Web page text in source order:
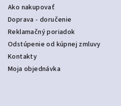
Ako nakupovať
Doprava - doručenie
Reklamačný poriadok
Odstúpenie od kúpnej zmluvy
Kontakty
Moja objednávka